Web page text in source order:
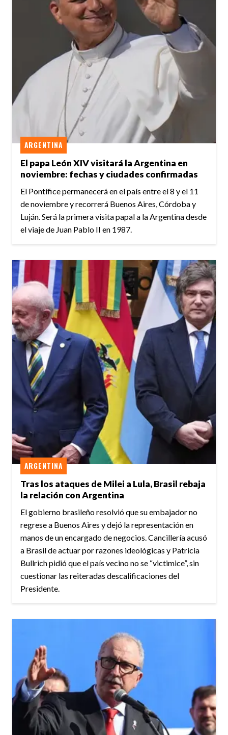
El papa León XIV visitará la Argentina en
noviembre: fechas y ciudades confirmadas
ARGENTINA
El Pontífice permanecerá en el país entre el 8 y el 11
de noviembre y recorrerá Buenos Aires, Córdoba y
Luján. Será la primera visita papal a la Argentina desde
el viaje de Juan Pablo II en 1987.
Tras los ataques de Milei a Lula, Brasil rebaja
la relación con Argentina
ARGENTINA
El gobierno brasileño resolvió que su embajador no
regrese a Buenos Aires y dejó la representación en
manos de un encargado de negocios. Cancillería acusó
a Brasil de actuar por razones ideológicas y Patricia
Bullrich pidió que el país vecino no se “victimice”, sin
cuestionar las reiteradas descalificaciones del
Presidente.